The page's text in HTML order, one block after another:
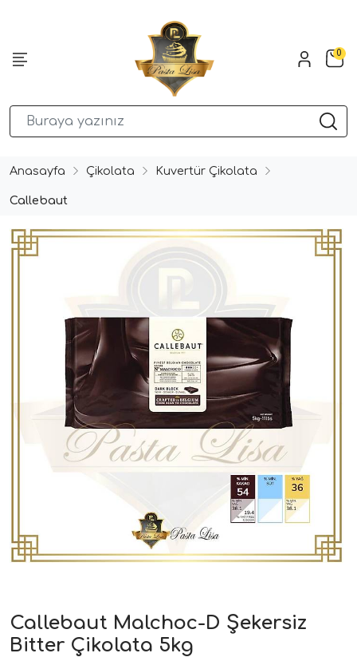
0
Anasayfa Çikolata Kuvertür Çikolata
Callebaut
Callebaut Malchoc-D Şekersiz
Bitter Çikolata 5kg